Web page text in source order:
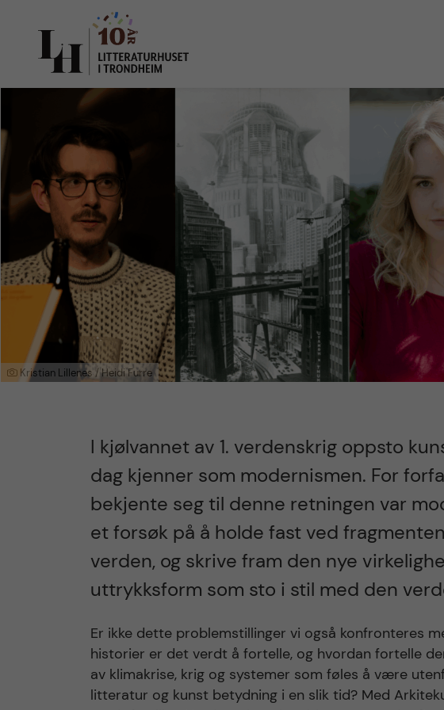
Kristian Lillenes / Heidi Furre
I kjølvannet av 1. verdenskrig oppsto
dag kjenner som modernismen. For
bekjente seg til denne retningen var
et forsøk på å holde fast ved
verden, og skrive fram den nye
uttrykksform som sto i stil med den
Er ikke dette problemstillinger vi også konfronteres
historier er det verdt å fortelle, og hvordan fortelle
av klimakrise, krig og systemer som føles å være
litteratur og kunst betydning i en slik tid? Med